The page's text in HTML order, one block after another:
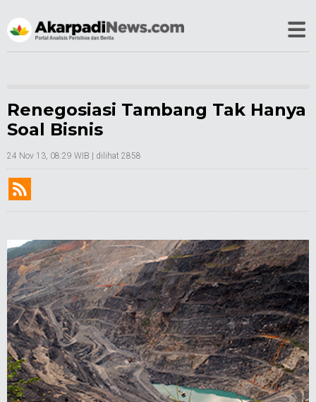
Renegosiasi Tambang Tak Hanya
Soal Bisnis
24 Nov 13, 08:29 WIB | dilihat 2858